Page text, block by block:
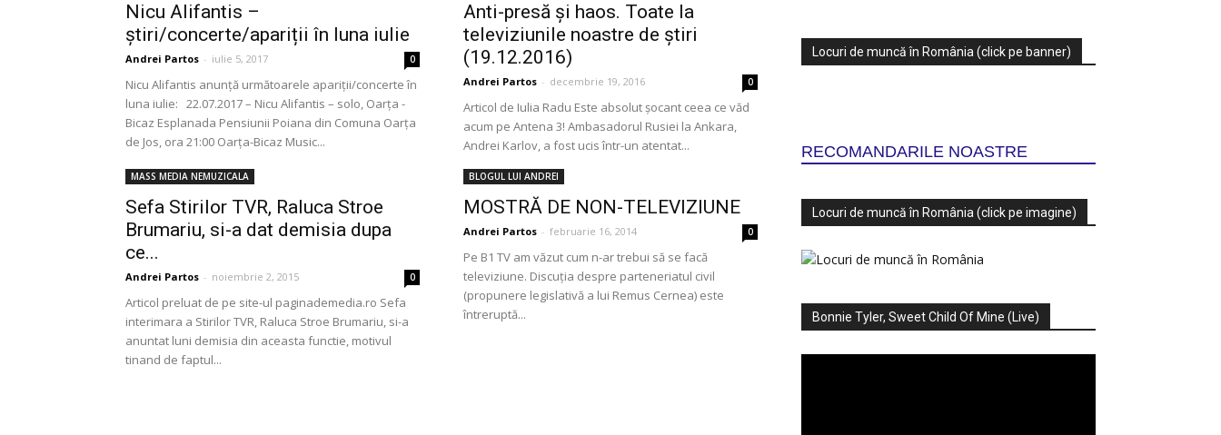
Nicu Alifantis –
știri/concerte/apariții în luna iulie
Andrei Partos - iulie 5, 2017 0
Nicu Alifantis anunță următoarele apariții/concerte în
luna iulie: 22.07.2017 – Nicu Alifantis – solo, Oarța -
Bicaz Esplanada Pensiunii Poiana din Comuna Oarța
de Jos, ora 21:00 Oarța-Bicaz Music...
Anti-presă și haos. Toate la
televiziunile noastre de știri
(19.12.2016)
Andrei Partos - decembrie 19, 2016 0
Articol de Iulia Radu Este absolut șocant ceea ce văd
acum pe Antena 3! Ambasadorul Rusiei la Ankara,
Andrei Karlov, a fost ucis într-un atentat...
MASS MEDIA NEMUZICALA
Sefa Stirilor TVR, Raluca Stroe
Brumariu, si-a dat demisia dupa
ce...
Andrei Partos - noiembrie 2, 2015 0
Articol preluat de pe site-ul paginademedia.ro Sefa
interimara a Stirilor TVR, Raluca Stroe Brumariu, si-a
anuntat luni demisia din aceasta functie, motivul
tinand de faptul...
BLOGUL LUI ANDREI
MOSTRĂ DE NON-TELEVIZIUNE
Andrei Partos - februarie 16, 2014 0
Pe B1 TV am văzut cum n-ar trebui să se facă
televiziune. Discuţia despre parteneriatul civil
(propunere legislativă a lui Remus Cernea) este
întreruptă...
Locuri de muncă în România (click pe banner)
RECOMANDARILE NOASTRE
Locuri de muncă în România (click pe imagine)
Bonnie Tyler, Sweet Child Of Mine (Live)